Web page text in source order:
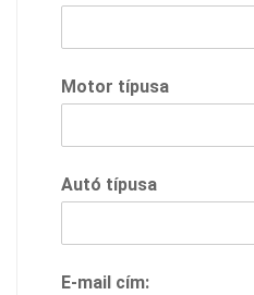
Motor típusa
Autó típusa
E-mail cím: